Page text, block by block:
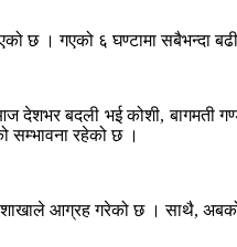
छ । गएको ६ घण्टामा सबैभन्दा
बदली भई कोशी, बागमती
सम्भावना रहेको छ ।
आग्रह गरेको छ । साथै,